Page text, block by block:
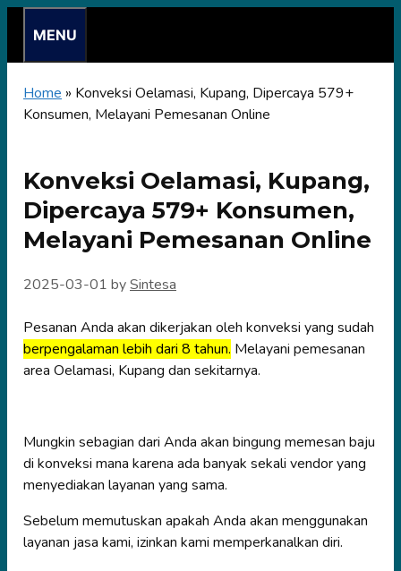
content
MENU
Home » Konveksi Oelamasi, Kupang, Dipercaya 579+
Konsumen, Melayani Pemesanan Online
Konveksi Oelamasi, Kupang,
Dipercaya 579+ Konsumen,
Melayani Pemesanan Online
2025-03-01 bySintesa
Pesanan Anda akan dikerjakan oleh konveksi yang sudah
berpengalaman lebih dari 8 tahun. Melayani pemesanan
area Oelamasi, Kupang dan sekitarnya.
Mungkin sebagian dari Anda akan bingung memesan baju
di konveksi mana karena ada banyak sekali vendor yang
menyediakan layanan yang sama.
Sebelum memutuskan apakah Anda akan menggunakan
layanan jasa kami, izinkan kami memperkanalkan diri.